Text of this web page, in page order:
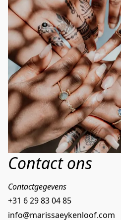
Contact ons
Contactgegevens
+31 6 29 83 04 85
info@marissaeykenloof.com